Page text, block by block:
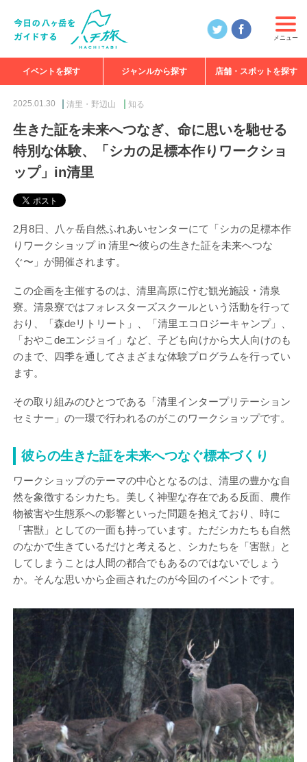
メニュー
イベントを探す ジャンルから探す 店舗・スポットを探す
2025.01.30 清里・野辺山 知る
生きた証を未来へつなぎ、命に思いを馳せる
特別な体験、「シカの足標本作りワークショ
ップ」in清里
2月8日、八ヶ岳自然ふれあいセンターにて「シカの足標本作
りワークショップ in 清里〜彼らの生きた証を未来へつな
ぐ〜」が開催されます。
この企画を主催するのは、清里高原に佇む観光施設・清泉
寮。清泉寮ではフォレスターズスクールという活動を行って
おり、「森deリトリート」、「清里エコロジーキャンプ」、
「おやこdeエンジョイ」など、子ども向けから大人向けのも
のまで、四季を通してさまざまな体験プログラムを行ってい
ます。
その取り組みのひとつである「清里インタープリテーション
セミナー」の一環で行われるのがこのワークショップです。
彼らの生きた証を未来へつなぐ標本づくり
ワークショップのテーマの中心となるのは、清里の豊かな自
然を象徴するシカたち。美しく神聖な存在である反面、農作
物被害や生態系への影響といった問題を抱えており、時に
「害獣」としての一面も持っています。ただシカたちも自然
のなかで生きているだけと考えると、シカたちを「害獣」と
してしまうことは人間の都合でもあるのではないでしょう
か。そんな思いから企画されたのが今回のイベントです。